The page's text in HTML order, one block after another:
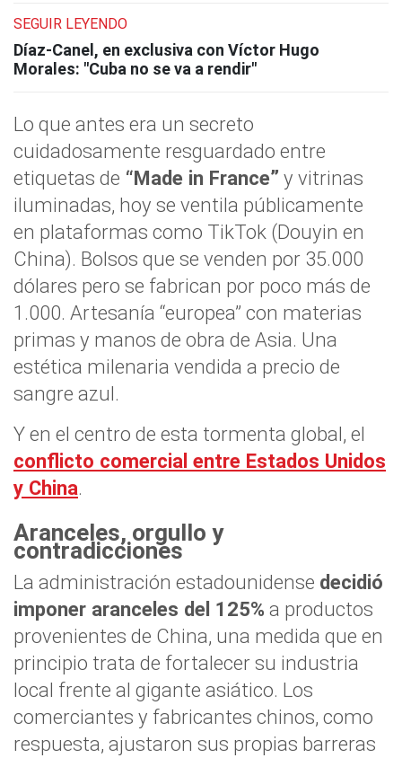
SEGUIR LEYENDO
Díaz-Canel, en exclusiva con Víctor Hugo
Morales: "Cuba no se va a rendir"
Lo que antes era un secreto
cuidadosamente resguardado entre
etiquetas de “Made in France” y vitrinas
iluminadas, hoy se ventila públicamente
en plataformas como TikTok (Douyin en
China). Bolsos que se venden por 35.000
dólares pero se fabrican por poco más de
1.000. Artesanía “europea” con materias
primas y manos de obra de Asia. Una
estética milenaria vendida a precio de
sangre azul.
Y en el centro de esta tormenta global, el
conflicto comercial entre Estados Unidos
y China.
Aranceles, orgullo y
contradicciones
La administración estadounidense decidió
imponer aranceles del 125% a productos
provenientes de China, una medida que en
principio trata de fortalecer su industria
local frente al gigante asiático. Los
comerciantes y fabricantes chinos, como
respuesta, ajustaron sus propias barreras